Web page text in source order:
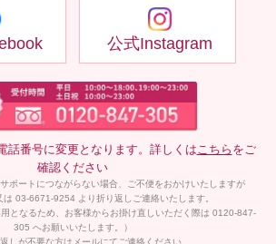
公式Instagram
話番号に変更となります。詳しくはこちら をご
確認ください
ポートにつながらない場合、ご不便をおかけいたしますが
03-6671-9254 より折り返しご連絡いたします。
となるため、お客様からお掛け直しいただく際は 0120-847-
305 へお願いいたします。）
しが不要な方はメールにてご連絡ください。